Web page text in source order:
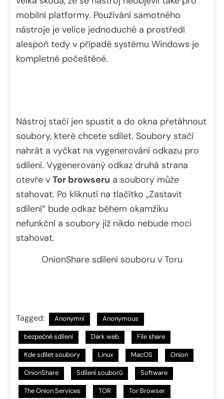
mobilní platformy. Používání samotného
nástroje je velice jednoduché a prostředí
alespoň tedy v případě systému Windows je
kompletně počeštěné.
Nástroj stačí jen spustit a do okna přetáhnout
soubory, které chcete sdílet. Soubory stačí
nahrát a vyčkat na vygenerování odkazu pro
sdílení. Vygenerovaný odkaz druhá strana
otevře v Tor browseru a soubory může
stahovat. Po kliknutí na tlačítko „Zastavit
sdílení“ bude odkaz během okamžiku
nefunkční a soubory již nikdo nebude moci
stahovat.
OnionShare sdílení souboru v Toru
Tagged: Anonymní Anonymous
bezpečné sdílení Dark web File share
Kde sdílet soubory Linux MacOS Onion
OnionShare Sdílení souborů Software
The Onion Services TOR Tor Browser